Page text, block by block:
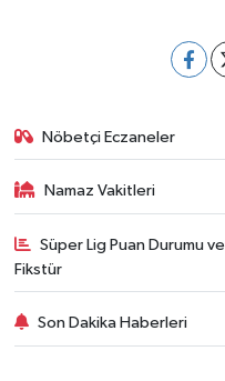
Nöbetçi Eczaneler
Namaz Vakitleri
Süper Lig Puan Durumu ve
Fikstür
Son Dakika Haberleri